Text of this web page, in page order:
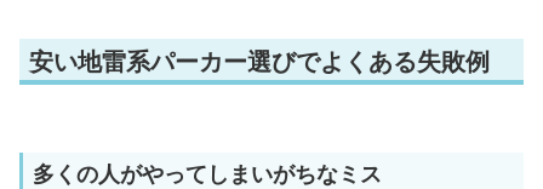
安い地雷系パーカー選びでよくある失敗例
多くの人がやってしまいがちなミス